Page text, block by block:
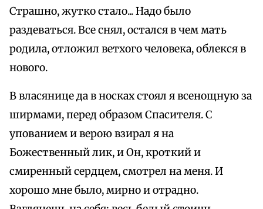
Страшно, жутко стало... Надо было
раздеваться. Все снял, остался в чем мать
родила, отложил ветхого человека, облекся в
нового.
В власянице да в носках стоял я всенощную за
ширмами, перед образом Спасителя. С
упованием и верою взирал я на
Божественный лик, и Он, кроткий и
смиренный сердцем, смотрел на меня. И
хорошо мне было, мирно и отрадно.